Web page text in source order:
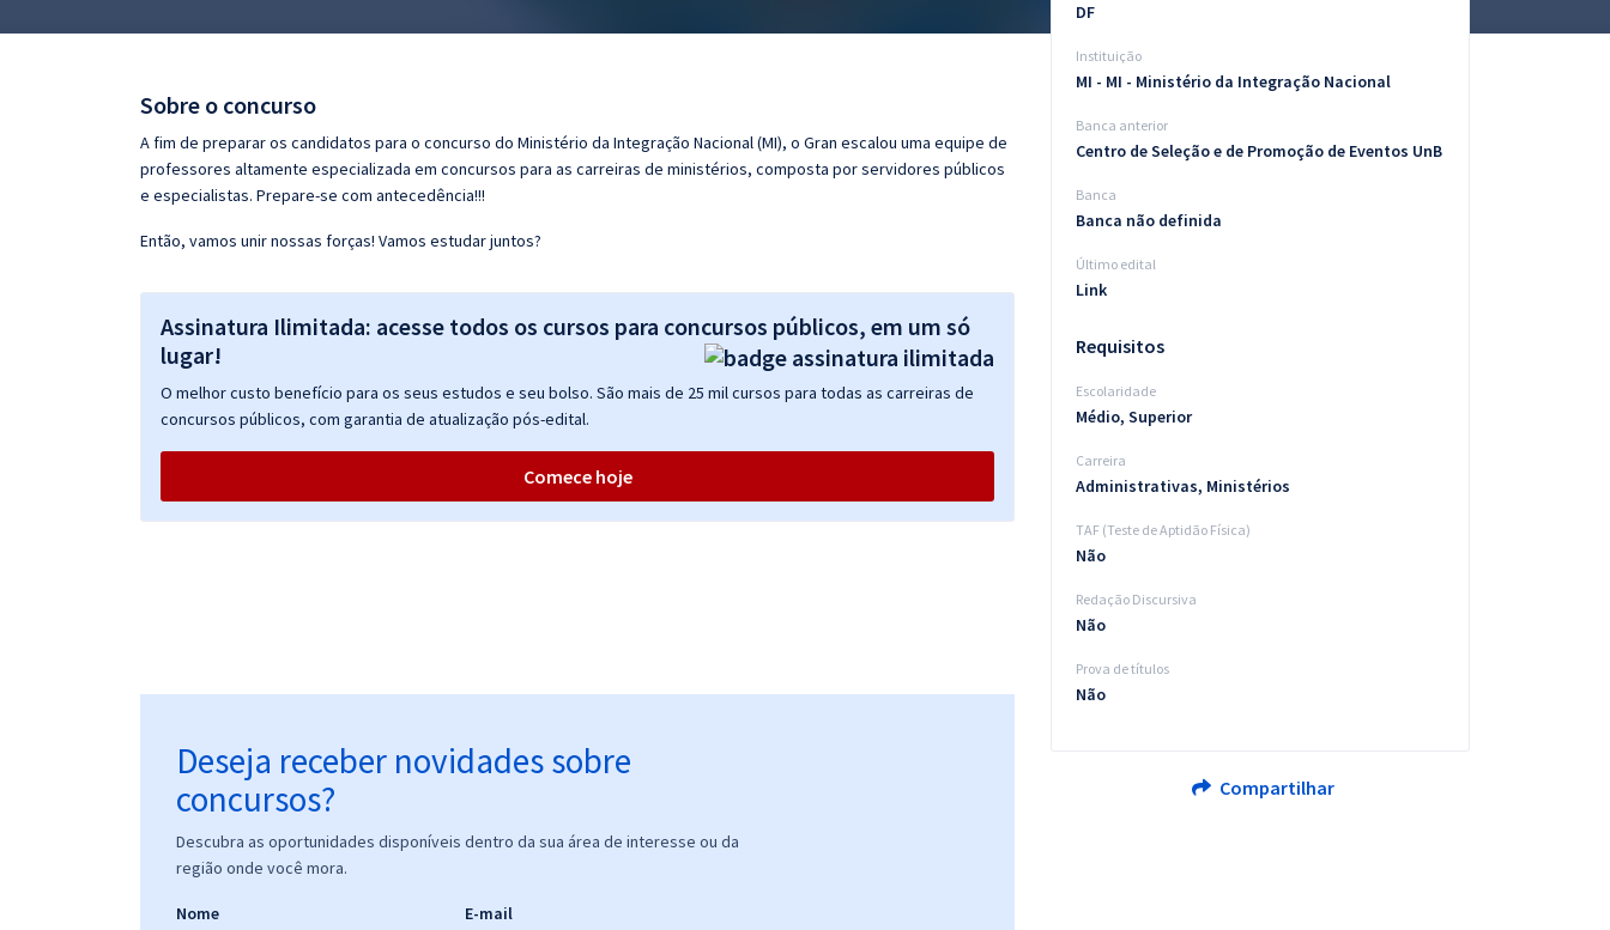
Questões grátis
Conteúdo gratuito
Sobre o concurso
A fim de preparar os candidatos para o concurso do Ministério da Integração Nacional (MI), o Gran escalou uma equipe de
professores altamente especializada em concursos para as carreiras de ministérios, composta por servidores públicos
e especialistas. Prepare-se com antecedência!!!
Então, vamos unir nossas forças! Vamos estudar juntos?
Assinatura Ilimitada: acesse todos os cursos para concursos públicos, em um só
lugar!
O melhor custo benefício para os seus estudos e seu bolso. São mais de 25 mil cursos para todas as carreiras de
concursos públicos, com garantia de atualização pós-edital.
Comece hoje
Deseja receber novidades sobre
concursos?
Descubra as oportunidades disponíveis dentro da sua área de interesse ou da
região onde você mora.
Nome E-mail
DF
Instituição
MI - MI - Ministério da Integração Nacional
Banca anterior
Centro de Seleção e de Promoção de Eventos UnB
Banca
Banca não definida
Último edital
Link
Requisitos
Escolaridade
Médio, Superior
Carreira
Administrativas, Ministérios
TAF (Teste de Aptidão Física)
Não
Redação Discursiva
Não
Prova de títulos
Não
Compartilhar